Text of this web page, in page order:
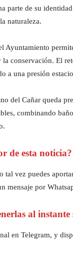
parte de su
naturaleza.
conservación. El
a una presión
del Cañar queda
combinando
de esta noticia?
tal vez puedes
mensaje por
al
en Telegram, y